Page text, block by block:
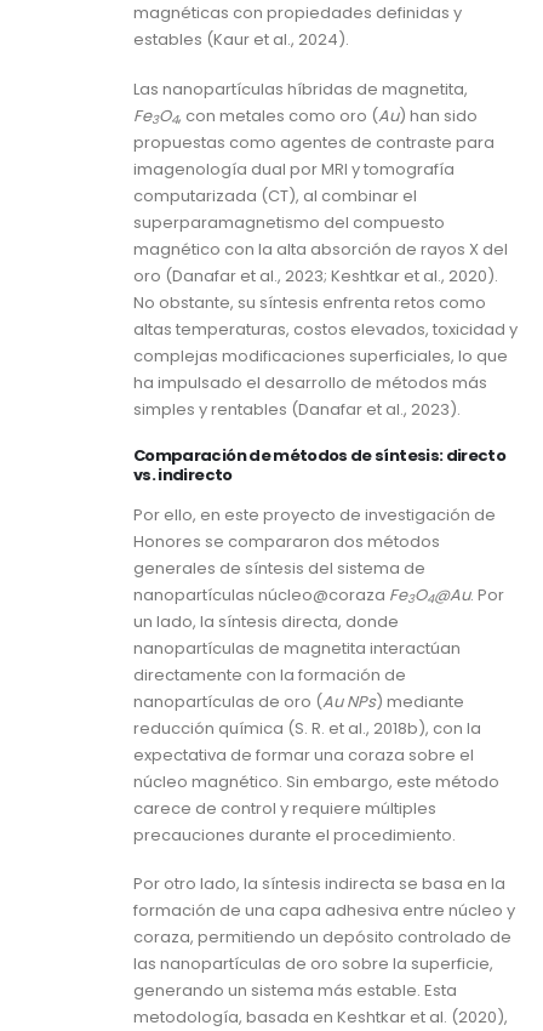
magnéticas con propiedades definidas y
estables (Kaur et al., 2024).
Las nanopartículas híbridas de magnetita,
Fe3O4, con metales como oro (Au) han sido
propuestas como agentes de contraste para
imagenología dual por MRI y tomografía
computarizada (CT), al combinar el
superparamagnetismo del compuesto
magnético con la alta absorción de rayos X del
oro (Danafar et al., 2023; Keshtkar et al., 2020).
No obstante, su síntesis enfrenta retos como
altas temperaturas, costos elevados, toxicidad y
complejas modificaciones superficiales, lo que
ha impulsado el desarrollo de métodos más
simples y rentables (Danafar et al., 2023).
Comparación de métodos de síntesis: directo
vs. indirecto
Por ello, en este proyecto de investigación de
Honores se compararon dos métodos
generales de síntesis del sistema de
nanopartículas núcleo@coraza Fe3O4@Au. Por
un lado, la síntesis directa, donde
nanopartículas de magnetita interactúan
directamente con la formación de
nanopartículas de oro (Au NPs) mediante
reducción química (S. R. et al., 2018b), con la
expectativa de formar una coraza sobre el
núcleo magnético. Sin embargo, este método
carece de control y requiere múltiples
precauciones durante el procedimiento.
Por otro lado, la síntesis indirecta se basa en la
formación de una capa adhesiva entre núcleo y
coraza, permitiendo un depósito controlado de
las nanopartículas de oro sobre la superficie,
generando un sistema más estable. Esta
metodología, basada en Keshtkar et al. (2020),